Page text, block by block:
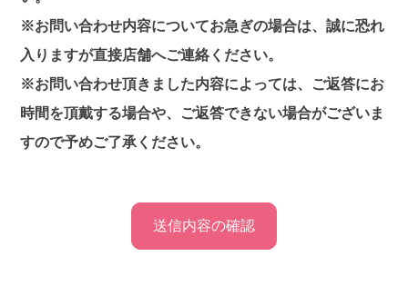
※お問い合わせ内容についてお急ぎの場合は、誠に恐れ
入りますが直接店舗へご連絡ください。
※お問い合わせ頂きました内容によっては、ご返答にお
時間を頂戴する場合や、ご返答できない場合がございま
すので予めご了承ください。
送信内容の確認